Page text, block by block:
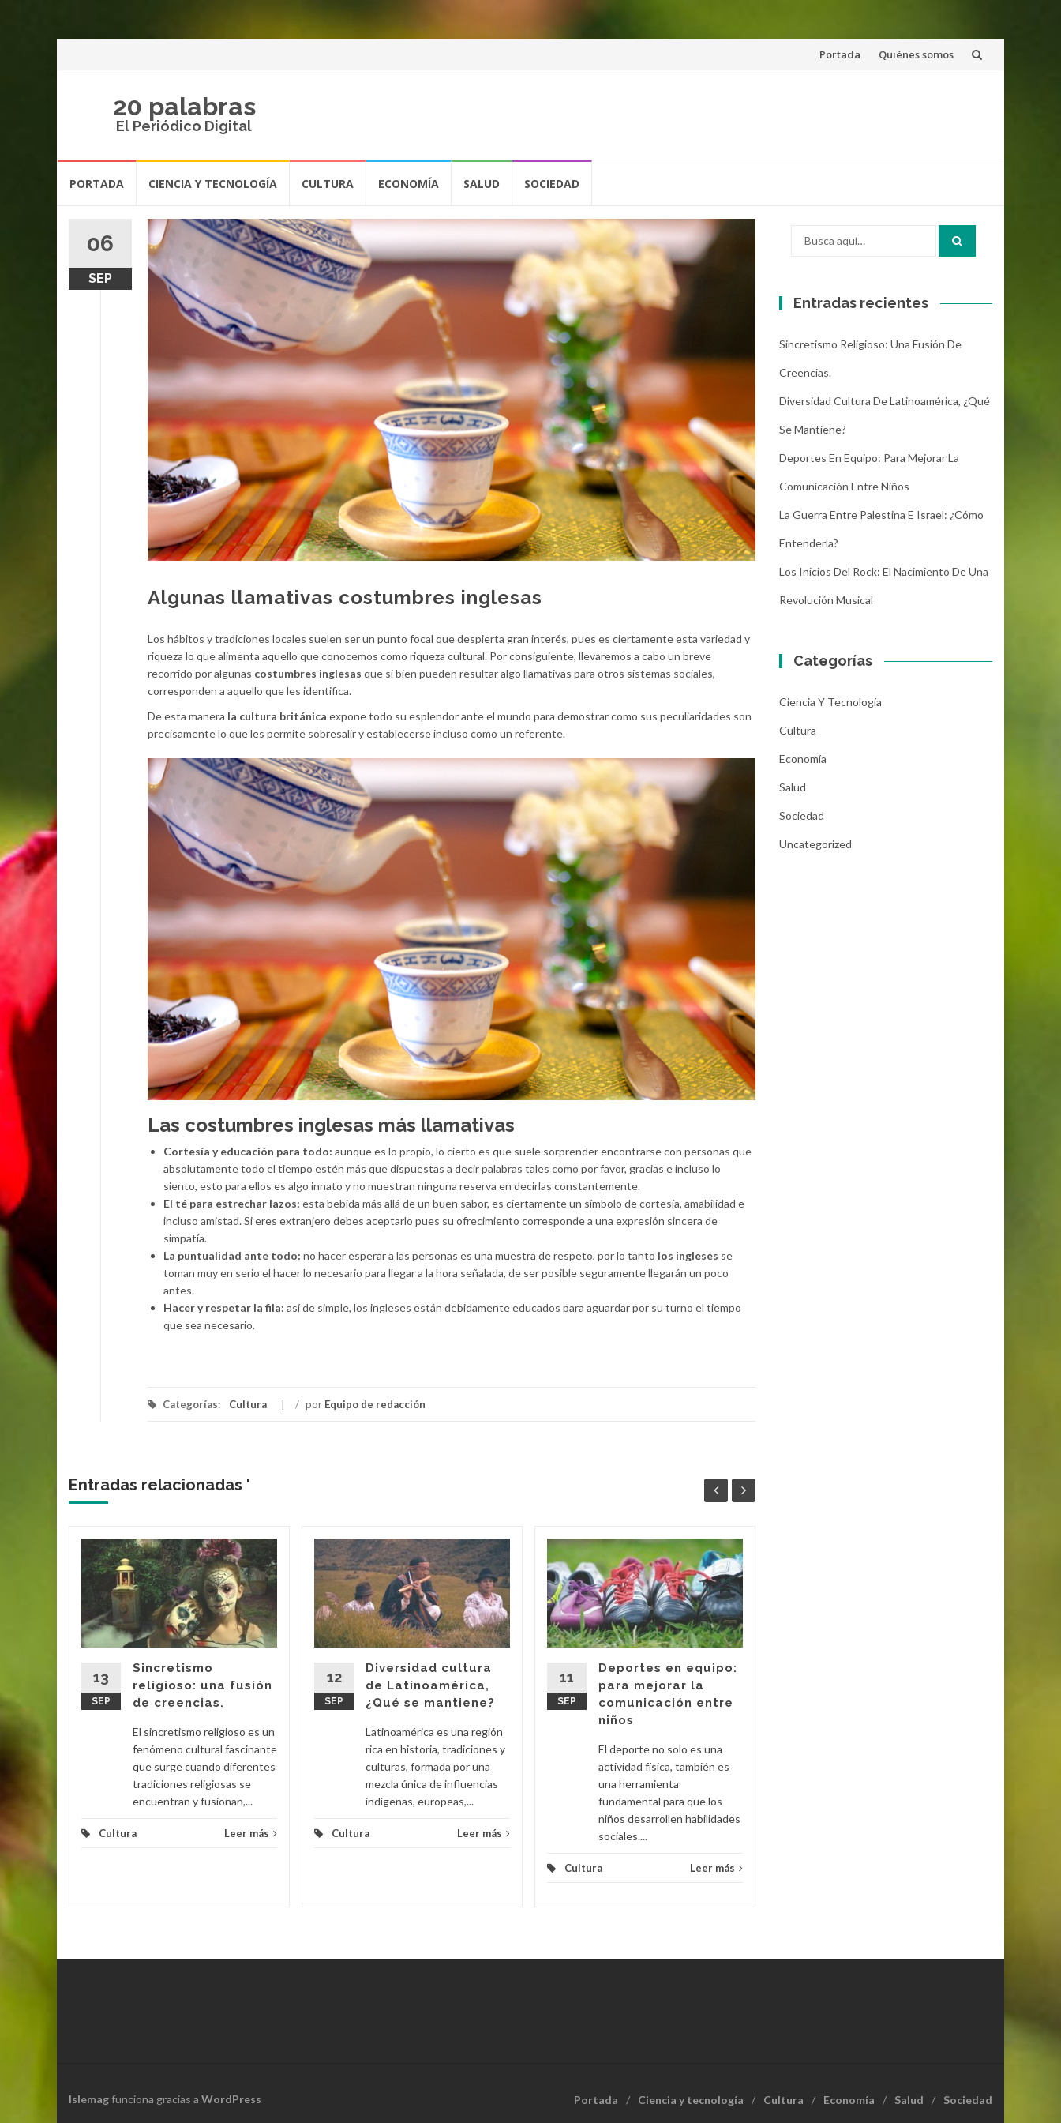
Saltar
Portada Quiénes somos
20 palabras
El Periódico Digital
PORTADA CIENCIA Y TECNOLOGÍA CULTURA ECONOMÍA SALUD SOCIEDAD
06
SEP
Algunas llamativas costumbres inglesas
Los hábitos y tradiciones locales suelen ser un punto focal que despierta gran interés, pues es ciertamente esta variedad y
riqueza lo que alimenta aquello que conocemos como riqueza cultural. Por consiguiente, llevaremos a cabo un breve
recorrido por algunas costumbres inglesas que si bien pueden resultar algo llamativas para otros sistemas sociales,
corresponden a aquello que les identifica.
De esta manera la cultura británica expone todo su esplendor ante el mundo para demostrar como sus peculiaridades son
precisamente lo que les permite sobresalir y establecerse incluso como un referente.
Las costumbres inglesas más llamativas
Cortesía y educación para todo: aunque es lo propio, lo cierto es que suele sorprender encontrarse con personas que
absolutamente todo el tiempo estén más que dispuestas a decir palabras tales como por favor, gracias e incluso lo
siento, esto para ellos es algo innato y no muestran ninguna reserva en decirlas constantemente.
El té para estrechar lazos: esta bebida más allá de un buen sabor, es ciertamente un símbolo de cortesía, amabilidad e
incluso amistad. Si eres extranjero debes aceptarlo pues su ofrecimiento corresponde a una expresión sincera de
simpatía.
La puntualidad ante todo: no hacer esperar a las personas es una muestra de respeto, por lo tanto los ingleses se
toman muy en serio el hacer lo necesario para llegar a la hora señalada, de ser posible seguramente llegarán un poco
antes.
Hacer y respetar la fila: así de simple, los ingleses están debidamente educados para aguardar por su turno el tiempo
que sea necesario.
Categorías: Cultura / por Equipo de redacción
Entradas relacionadas '
más
13
SEP
Sincretismo
religioso: una fusión
de creencias.
El sincretismo religioso es un
fenómeno cultural fascinante
que surge cuando diferentes
tradiciones religiosas se
encuentran y fusionan,...
Cultura Leer más
12
SEP
Diversidad cultura
de Latinoamérica,
¿Qué se mantiene?
Latinoamérica es una región
rica en historia, tradiciones y
culturas, formada por una
mezcla única de influencias
indígenas, europeas,...
Cultura Leer más
11
SEP
Deportes en equipo:
para mejorar la
comunicación entre
niños
El deporte no solo es una
actividad física, también es
una herramienta
fundamental para que los
niños desarrollen habilidades
sociales....
Cultura Leer más
Entradas recientes
Sincretismo Religioso: Una Fusión De
Creencias.
Diversidad Cultura De Latinoamérica, ¿Qué
Se Mantiene?
Deportes En Equipo: Para Mejorar La
Comunicación Entre Niños
La Guerra Entre Palestina E Israel: ¿Cómo
Entenderla?
Los Inicios Del Rock: El Nacimiento De Una
Revolución Musical
Categorías
Ciencia Y Tecnología
Cultura
Economía
Salud
Sociedad
Uncategorized
Portada Ciencia y tecnología Cultura Economía Salud Sociedad
Islemagfunciona gracias a WordPress